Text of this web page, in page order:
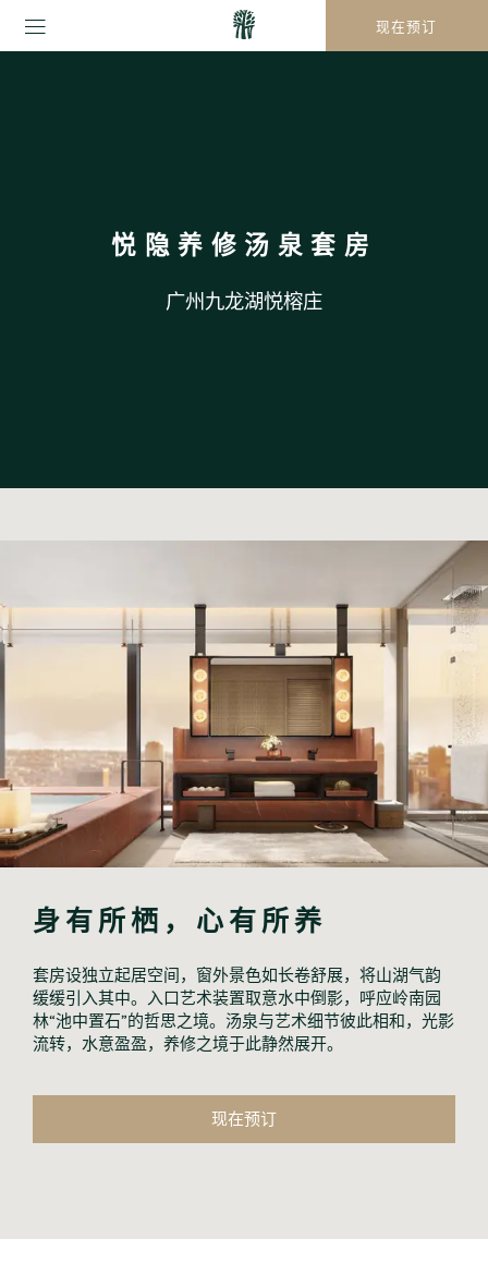
现在预订
悦隐养修汤泉套房
广州九龙湖悦榕庄
身有所栖，心有所养
套房设独立起居空间，窗外景色如长卷舒展，将山湖气韵
缓缓引入其中。入口艺术装置取意水中倒影，呼应岭南园
林“池中置石”的哲思之境。汤泉与艺术细节彼此相和，光影
流转，水意盈盈，养修之境于此静然展开。
现在预订